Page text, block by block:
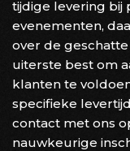
tijdige levering bij
evenementen,
over de
uiterste best om
klanten te
specifieke
contact met ons
nauwkeurige